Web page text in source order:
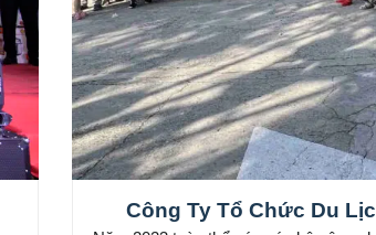
Công Ty Tổ Chức Du